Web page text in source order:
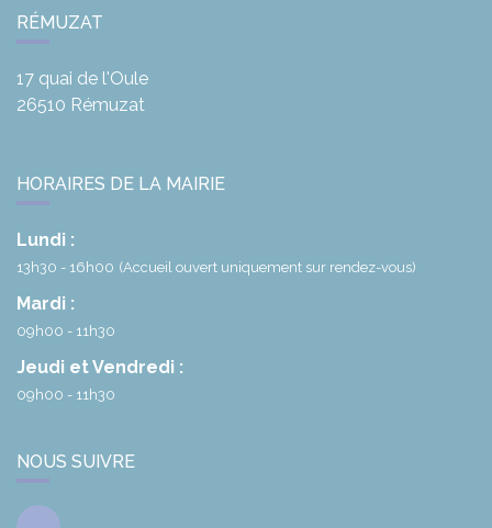
RÉMUZAT
17 quai de l'Oule
26510 Rémuzat
HORAIRES DE LA MAIRIE
Lundi :
13h30 - 16h00 (Accueil ouvert uniquement sur rendez-vous)
Mardi :
09h00 - 11h30
Jeudi et Vendredi :
09h00 - 11h30
NOUS SUIVRE